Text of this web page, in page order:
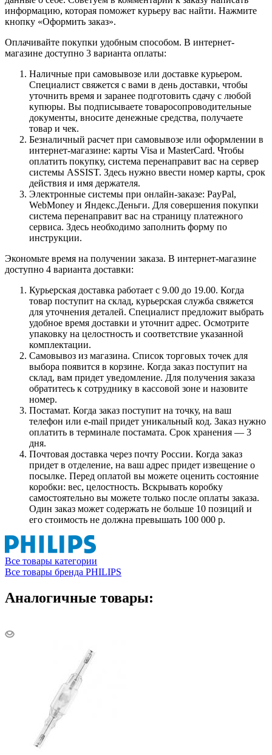
информацию, которая поможет курьеру вас найти. Нажмите
кнопку «Оформить заказ».
Оплачивайте покупки удобным способом. В интернет-
магазине доступно 3 варианта оплаты:
Наличные при самовывозе или доставке курьером.
Специалист свяжется с вами в день доставки, чтобы
уточнить время и заранее подготовить сдачу с любой
купюры. Вы подписываете товаросопроводительные
документы, вносите денежные средства, получаете
товар и чек.
Безналичный расчет при самовывозе или оформлении в
интернет-магазине: карты Visa и MasterCard. Чтобы
оплатить покупку, система перенаправит вас на сервер
системы ASSIST. Здесь нужно ввести номер карты, срок
действия и имя держателя.
Электронные системы при онлайн-заказе: PayPal,
WebMoney и Яндекс.Деньги. Для совершения покупки
система перенаправит вас на страницу платежного
сервиса. Здесь необходимо заполнить форму по
инструкции.
Экономьте время на получении заказа. В интернет-магазине
доступно 4 варианта доставки:
Курьерская доставка работает с 9.00 до 19.00. Когда
товар поступит на склад, курьерская служба свяжется
для уточнения деталей. Специалист предложит выбрать
удобное время доставки и уточнит адрес. Осмотрите
упаковку на целостность и соответствие указанной
комплектации.
Самовывоз из магазина. Список торговых точек для
выбора появится в корзине. Когда заказ поступит на
склад, вам придет уведомление. Для получения заказа
обратитесь к сотруднику в кассовой зоне и назовите
номер.
Постамат. Когда заказ поступит на точку, на ваш
телефон или e-mail придет уникальный код. Заказ нужно
оплатить в терминале постамата. Срок хранения — 3
дня.
Почтовая доставка через почту России. Когда заказ
придет в отделение, на ваш адрес придет извещение о
посылке. Перед оплатой вы можете оценить состояние
коробки: вес, целостность. Вскрывать коробку
самостоятельно вы можете только после оплаты заказа.
Один заказ может содержать не больше 10 позиций и
его стоимость не должна превышать 100 000 р.
Все товары категории
Все товары бренда PHILIPS
Аналогичные товары: